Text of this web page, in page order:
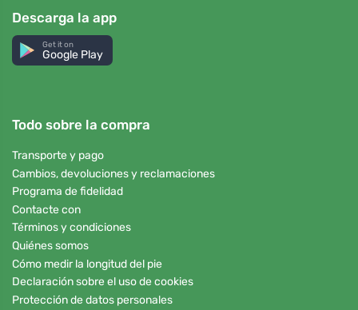
Descarga la app
Get it on
Google Play
Todo sobre la compra
Transporte y pago
Cambios, devoluciones y reclamaciones
Programa de fidelidad
Contacte con
Términos y condiciones
Quiénes somos
Cómo medir la longitud del pie
Declaración sobre el uso de cookies
Protección de datos personales